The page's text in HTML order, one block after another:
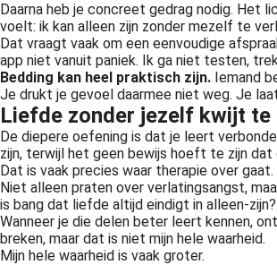
Daarna heb je concreet gedrag nodig. Het
voelt: ik kan alleen zijn zonder mezelf te
Dat vraagt vaak om een eenvoudige
app niet vanuit paniek. Ik ga niet testen,
Bedding kan heel praktisch zijn. Iemand
Je drukt je gevoel daarmee niet weg. Je
Liefde zonder jezelf kwijt te
De diepere oefening is dat je leert
zijn, terwijl het geen bewijs hoeft te zijn
Dat is vaak precies waar therapie over gaat.
Niet alleen praten over verlatingsangst,
is bang dat liefde altijd eindigt in alleen-zijn?
Wanneer je die delen beter leert kennen,
breken, maar dat is niet mijn hele waarheid.
Mijn hele waarheid is vaak groter.